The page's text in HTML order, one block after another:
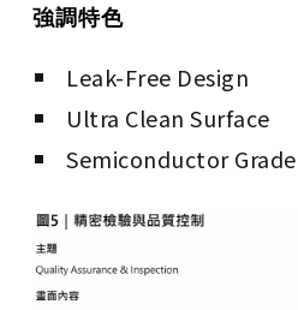
強調特色
Leak-Free Design
Ultra Clean Surface
Semiconductor